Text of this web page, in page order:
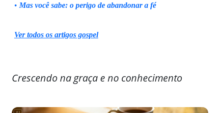
• Mas você sabe: o perigo de abandonar a fé
Ver todos os artigos gospel
Crescendo na graça e no conhecimento